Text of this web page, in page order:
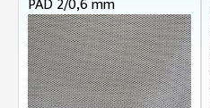
PAD 2/0,6 mm